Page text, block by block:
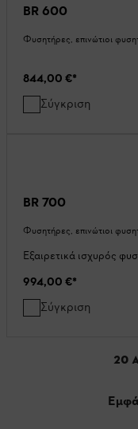
BR 600
Φυσητήρες, επινώτιοι
844,00 €*
Σύγκριση
BR 700
Φυσητήρες, επινώτιοι
Εξαιρετικά ισχυρός
994,00 €*
Σύγκριση
20